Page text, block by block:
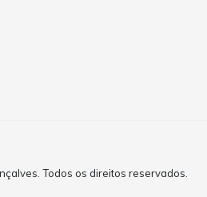
Todos os direitos reservados.